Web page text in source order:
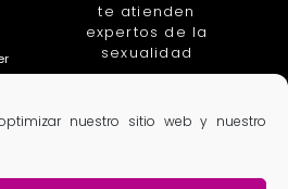
nuestro sitio web y nuestro
te atienden
expertos de la
sexualidad
ginecologas, urologos